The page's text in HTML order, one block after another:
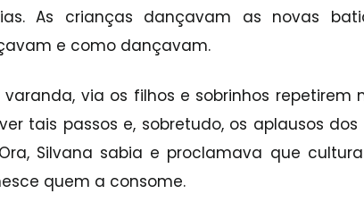
As crianças dançavam as novas
e como dançavam.
via os filhos e sobrinhos repetirem
tais passos e, sobretudo, os aplausos
Silvana sabia e proclamava que
quem a consome.